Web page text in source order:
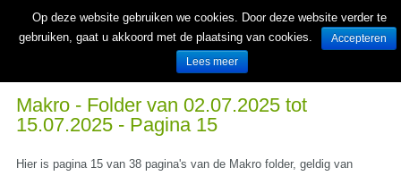
Wekelijks nieuwe folders van Nederlandse supermarkten en winkels
Makro - Folder van 02.07.2025 tot
15.07.2025 - Pagina 15
Hier is pagina 15 van 38 pagina's van de Makro folder, geldig van
Op deze website gebruiken we cookies. Door deze website verder te
gebruiken, gaat u akkoord met de plaatsing van cookies.
Accepteren
Lees meer